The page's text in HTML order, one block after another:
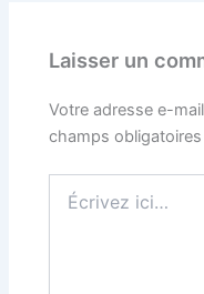
Laisser un
Votre adresse e-
champs
ici…